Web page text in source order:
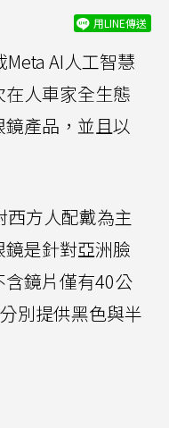
用LINE傳送
AI人工智慧
人車家全生態
產品，並且以
西方人配戴為主
是針對亞洲臉
鏡片僅有40公
別提供黑色與半